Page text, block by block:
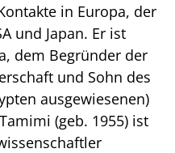
in Europa, der
und Japan. Er ist
dem Begründer der
und Sohn des
ausgewiesenen)
(geb. 1955) ist